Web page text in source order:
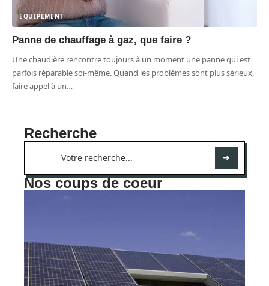
EQUIPEMENT
Panne de chauffage à gaz, que faire ?
Une chaudière rencontre toujours à un moment une panne qui est
parfois réparable soi-même. Quand les problèmes sont plus sérieux,
faire appel à un…
Recherche
Nos coups de coeur